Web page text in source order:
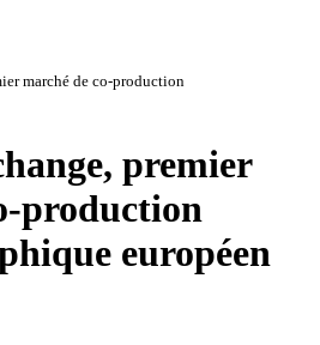
marché de co-production
premier
production
européen